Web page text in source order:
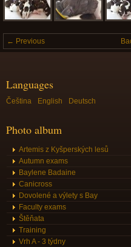
← Previous
Languages
Čeština English Deutsch
Photo album
Artemis z Kyšperských lesů
Autumn exams
Baylene Badaine
Canicross
Dovolené a výlety s Bay
Faculty exams
Štěňata
Training
Vrh A - 3 týdny